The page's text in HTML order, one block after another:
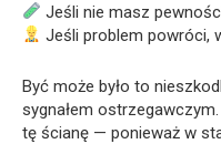
Jeśli nie masz
Jeśli problem powróci,
Być może było to
sygnałem
tę ścianę — ponieważ w